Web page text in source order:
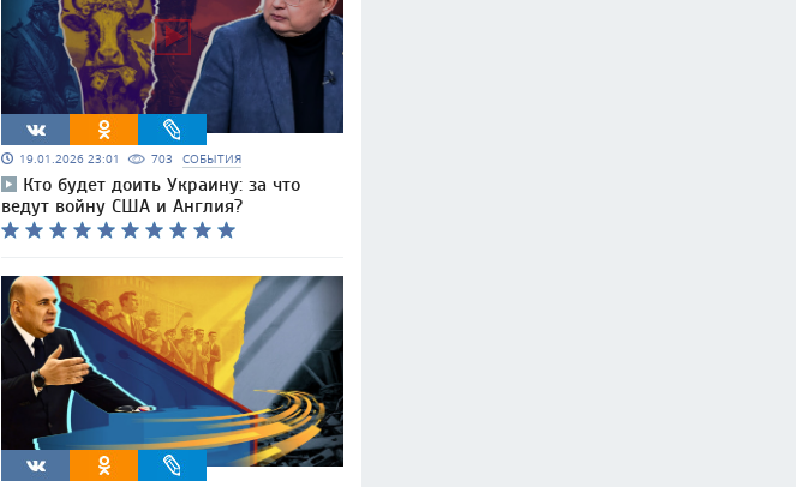
19.01.2026 23:01 703 СОБЫТИЯ
Кто будет доить Украину: за что
ведут войну США и Англия?